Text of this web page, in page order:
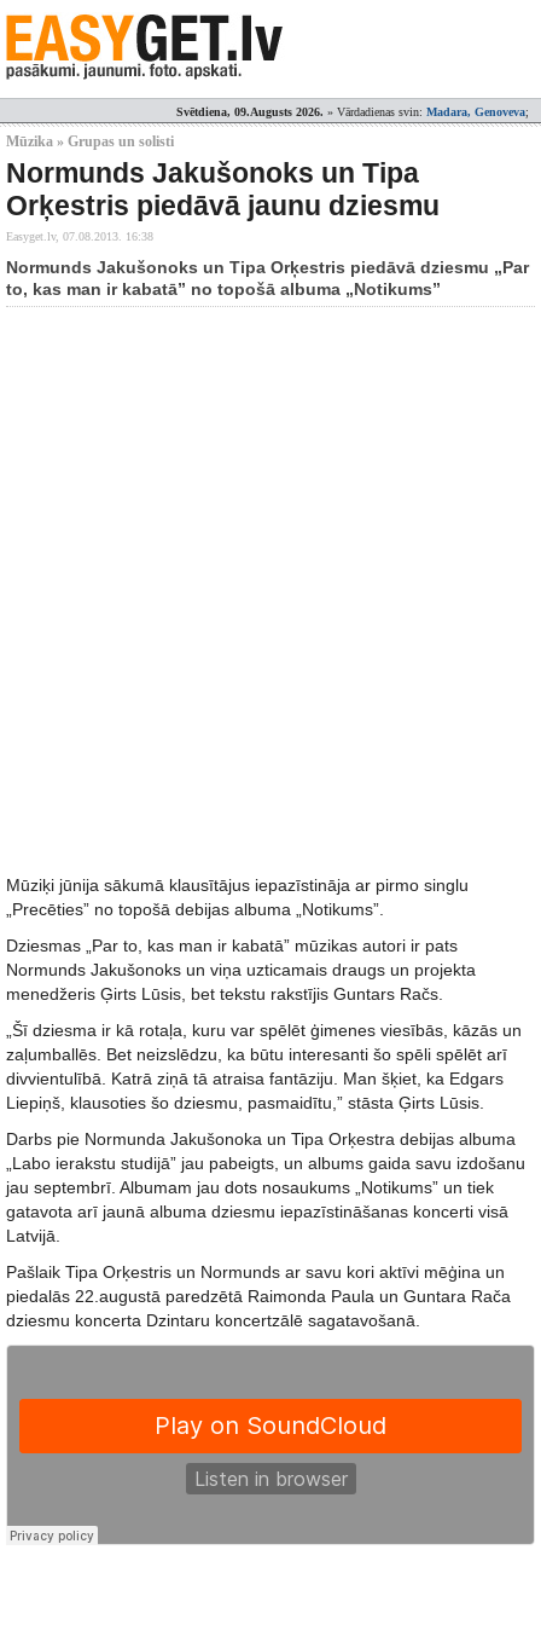
Svētdiena, 09.Augusts 2026. » Vārdadienas svin: Madara, Genoveva;
Mūzika » Grupas un solisti
Normunds Jakušonoks un Tipa
Orķestris piedāvā jaunu dziesmu
Easyget.lv, 07.08.2013. 16:38
Normunds Jakušonoks un Tipa Orķestris piedāvā dziesmu „Par
to, kas man ir kabatā” no topošā albuma „Notikums”
Mūziķi jūnija sākumā klausītājus iepazīstināja ar pirmo singlu
„Precēties” no topošā debijas albuma „Notikums”.
Dziesmas „Par to, kas man ir kabatā” mūzikas autori ir pats
Normunds Jakušonoks un viņa uzticamais draugs un projekta
menedžeris Ģirts Lūsis, bet tekstu rakstījis Guntars Račs.
„Šī dziesma ir kā rotaļa, kuru var spēlēt ģimenes viesībās, kāzās un
zaļumballēs. Bet neizslēdzu, ka būtu interesanti šo spēli spēlēt arī
divvientulībā. Katrā ziņā tā atraisa fantāziju. Man šķiet, ka Edgars
Liepiņš, klausoties šo dziesmu, pasmaidītu,” stāsta Ģirts Lūsis.
Darbs pie Normunda Jakušonoka un Tipa Orķestra debijas albuma
„Labo ierakstu studijā” jau pabeigts, un albums gaida savu izdošanu
jau septembrī. Albumam jau dots nosaukums „Notikums” un tiek
gatavota arī jaunā albuma dziesmu iepazīstināšanas koncerti visā
Latvijā.
Pašlaik Tipa Orķestris un Normunds ar savu kori aktīvi mēģina un
piedalās 22.augustā paredzētā Raimonda Paula un Guntara Rača
dziesmu koncerta Dzintaru koncertzālē sagatavošanā.